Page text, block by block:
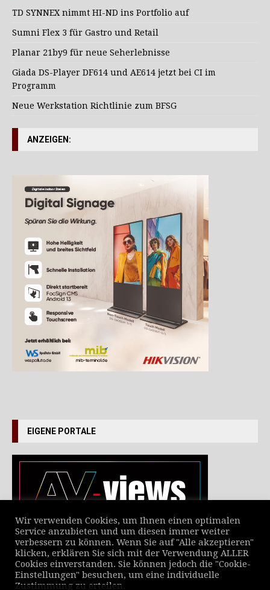
TD SYNNEX nimmt HI-ND ins Portfolio auf
Sumni Flex 3 für Gastro und Retail
Planar 21by9 für neue Seherlebnisse
Giada DS-Player DF614 und AE614 jetzt bei CI im
Programm
Neue Werkstation Richtlinie zum BFSG
ANZEIGEN:
EIGENE PORTALE
VERZEICHNIS ALLER NEWS
Wir verwenden Cookies, um Ihnen einen optimalen
Service anzubieten und um diesen immer weiter
verbessern zu können. Wenn Sie auf "Alle akzeptieren"
klicken, erklären Sie sich mit der Verwendung ALLER
Cookies einverstanden. Sie können jedoch die "Cookie-
Einstellungen" besuchen, um eine individuelle
Zustimmung zu erteilen.